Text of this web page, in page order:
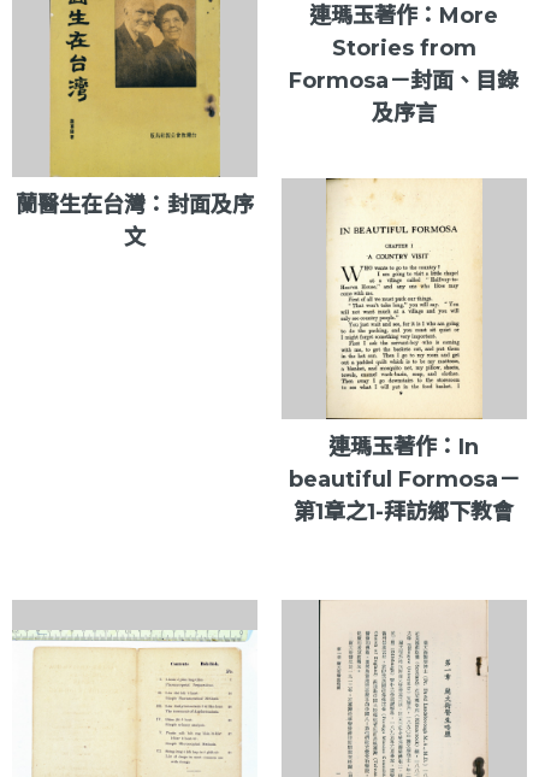
蘭醫生在台灣：封面及序
文
連瑪玉著作：More
Stories from
Formosa－封面、目錄
及序言
連瑪玉著作：In
beautiful Formosa－
第1章之1-拜訪鄉下教會